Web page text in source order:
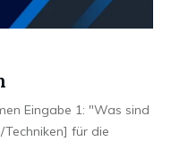
Eingabe 1: "Was sind
für die